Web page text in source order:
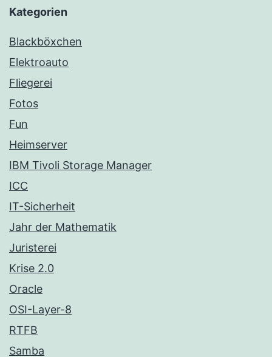
Kategorien
Blackböxchen
Elektroauto
Fliegerei
Fotos
Fun
Heimserver
IBM Tivoli Storage Manager
ICC
IT-Sicherheit
Jahr der Mathematik
Juristerei
Krise 2.0
Oracle
OSI-Layer-8
RTFB
Samba